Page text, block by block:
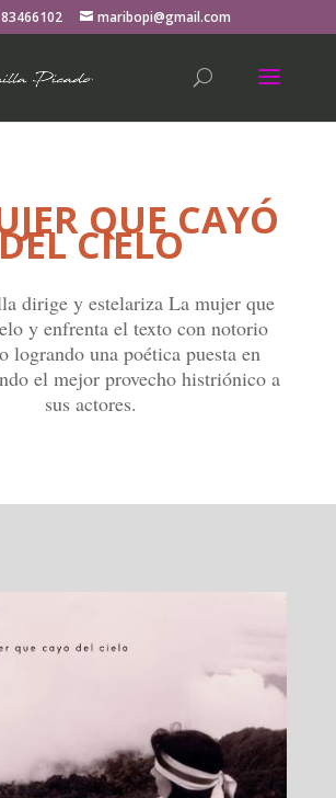
maribopi@gmail.com
QUE CAYÓ
CIELO
dirige y estelariza La mujer que
y enfrenta el texto con notorio
logrando una poética puesta en
el mejor provecho histriónico a
sus actores.